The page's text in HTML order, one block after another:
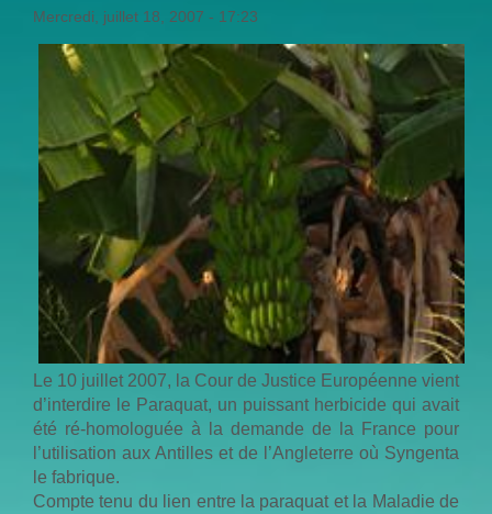
Mercredi, juillet 18, 2007 - 17:23
Le 10 juillet 2007, la Cour de Justice Européenne vient
d’interdire le Paraquat, un puissant herbicide qui avait
été ré-homologuée à la demande de la France pour
l’utilisation aux Antilles et de l’Angleterre où Syngenta
le fabrique.
Compte tenu du lien entre la paraquat et la Maladie de